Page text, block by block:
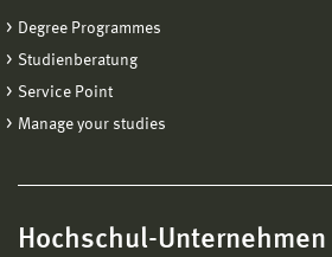
Degree Programmes
Studienberatung
Service Point
Manage your studies
Hochschul-Unternehmen